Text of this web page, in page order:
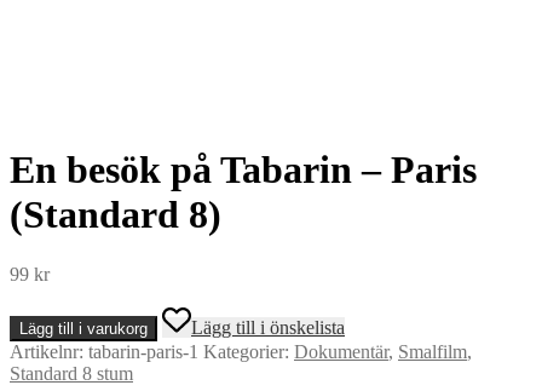
En besök på Tabarin – Paris
(Standard 8)
99 kr
En
besök
på
Tabarin
Lägg till i varukorg
Lägg till i önskelista
Artikelnr: tabarin-paris-1 Kategorier: Dokumentär, Smalfilm,
Standard 8 stum